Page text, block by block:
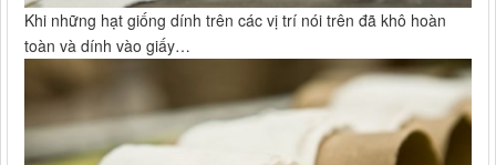
Khi những hạt giống dính trên các vị trí nói trên đã khô hoàn
toàn và dính vào giấy…